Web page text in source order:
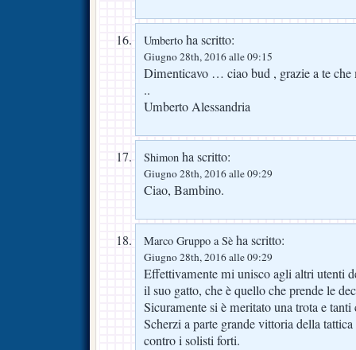
Umberto ha scritto:
Giugno 28th, 2016 alle 09:15
Dimenticavo … ciao bud , grazie a te
..
Umberto Alessandria
Shimon ha scritto:
Giugno 28th, 2016 alle 09:29
Ciao, Bambino.
Marco Gruppo a Sè ha scritto:
Giugno 28th, 2016 alle 09:29
Effettivamente mi unisco agli altri utenti
il suo gatto, che è quello che prende le
Sicuramente si è meritato una trota e
Scherzi a parte grande vittoria della
contro i solisti forti.